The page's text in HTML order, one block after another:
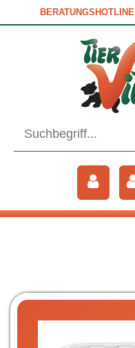
BERATUNGSHOTLINE